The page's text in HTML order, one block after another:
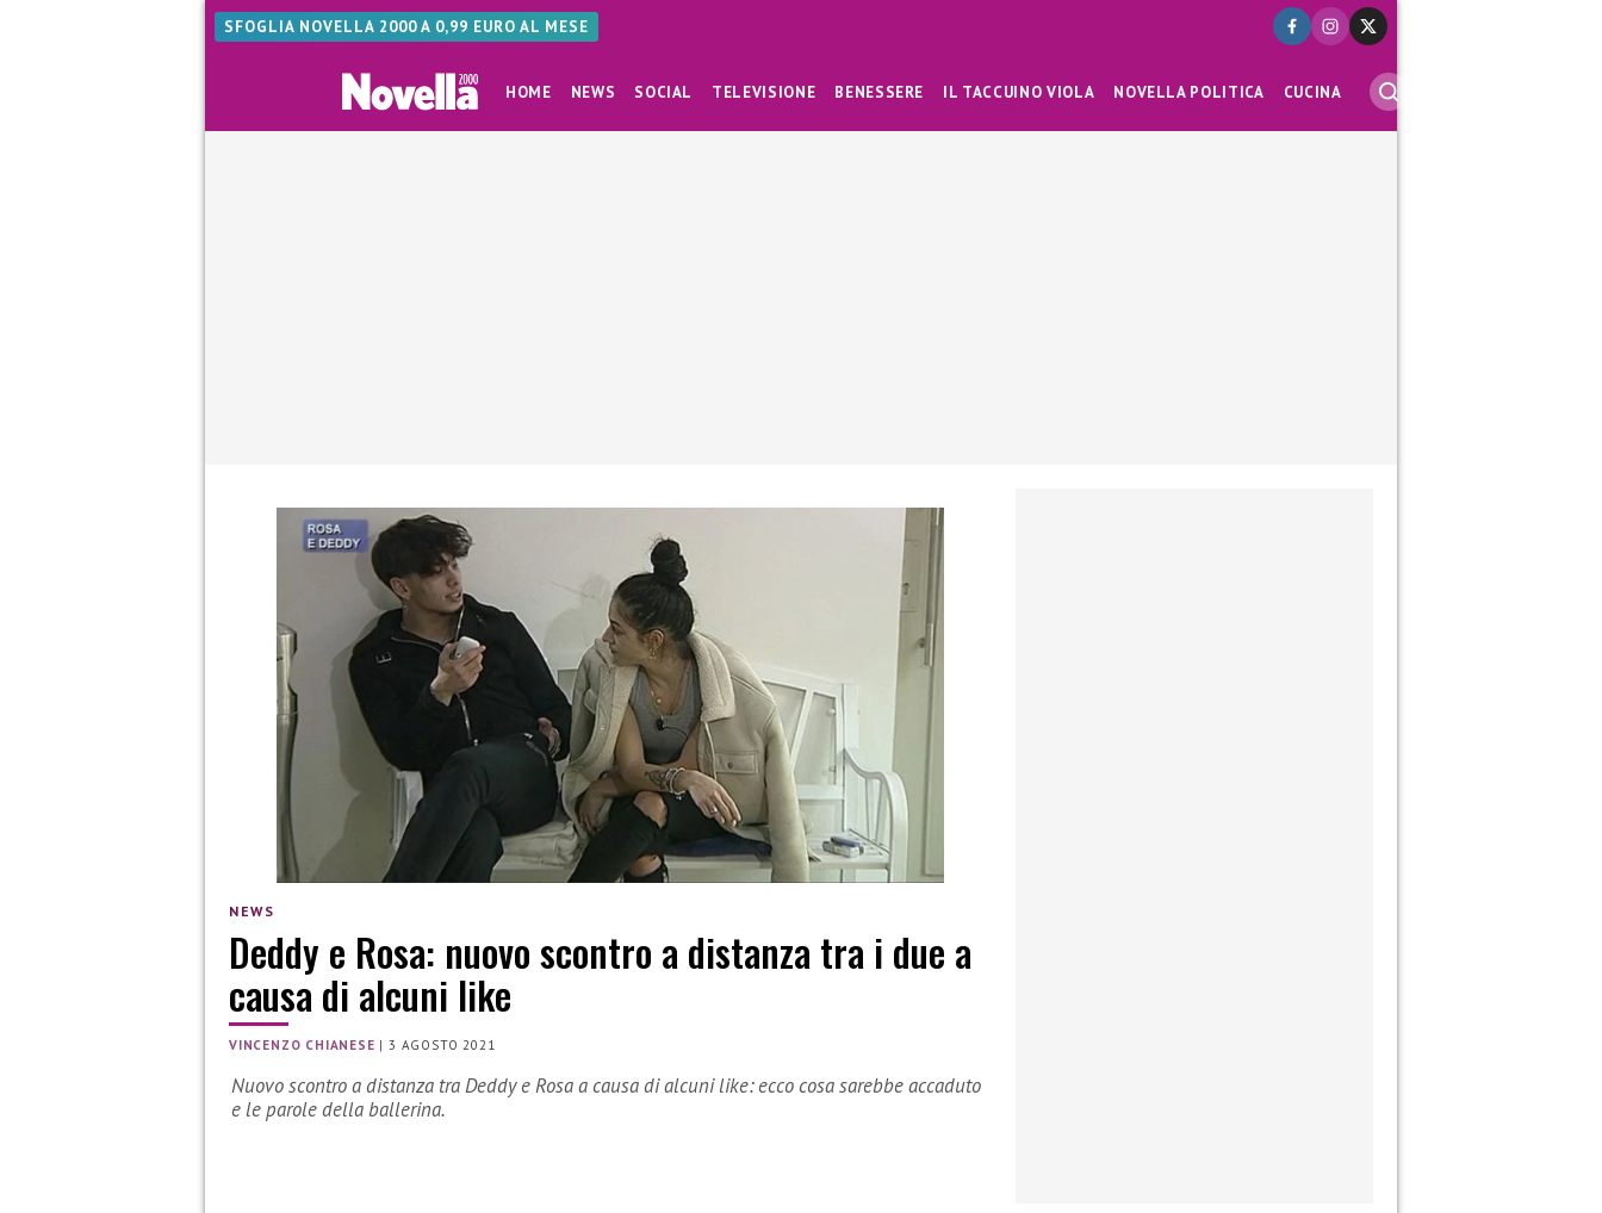
SFOGLIA NOVELLA 2000 A 0,99 EURO AL MESE
HOME NEWS SOCIAL TELEVISIONE BENESSERE IL TACCUINO VIOLA NOVELLA POLITICA CUCINA
NEWS
Deddy e Rosa: nuovo scontro a distanza tra i due a
causa di alcuni like
VINCENZO CHIANESE |3 AGOSTO 2021
Nuovo scontro a distanza tra Deddy e Rosa a causa di alcuni like: ecco cosa sarebbe accaduto
e le parole della ballerina.